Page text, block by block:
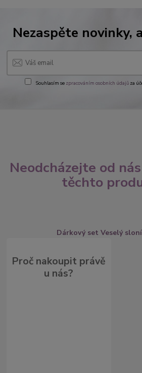
Nezaspěte novinky,
Souhlasím se zpracováním osobních údajůza
Neodcházejte od
těchto
Dárkový set Veselý
Proč nakoupit právě
u nás?